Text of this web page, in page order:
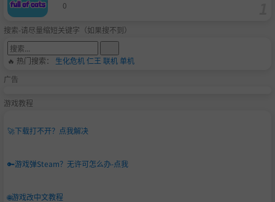
0
搜索-请尽量缩短关键字（如果搜不到）
🔥 热门搜索： 生化危机仁王 联机单机
广告
游戏教程
🚀下载打不开？点我解决
🔑游戏弹Steam？无许可怎么办-点我
🌐游戏改中文教程